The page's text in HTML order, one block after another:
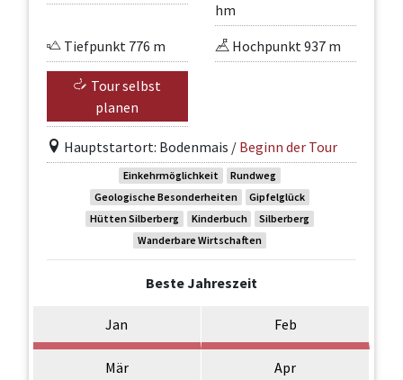
hm
Tiefpunkt 776 m
Hochpunkt 937 m
Tour selbst
planen
Hauptstartort: Bodenmais / Beginn der Tour
Einkehrmöglichkeit
Rundweg
Geologische Besonderheiten
Gipfelglück
Hütten Silberberg
Kinderbuch
Silberberg
Wanderbare Wirtschaften
Beste Jahreszeit
Jan Feb
Mär Apr